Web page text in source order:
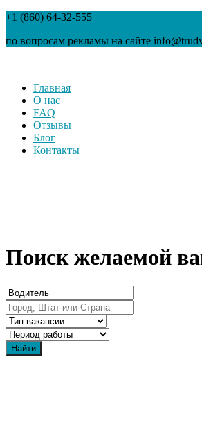
+1 (860) 64-32-555
по вопросам рекламы на сайте
Главная
О нас
FAQ
Отзывы
Блог
Контакты
Поиск желаемой